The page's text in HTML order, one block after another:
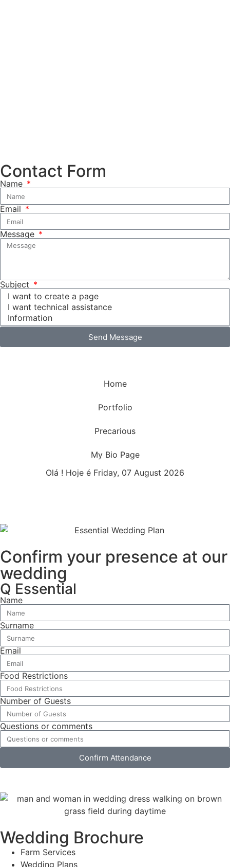
Contact Form
Name
Email
Message
Subject
Send Message
Home
Portfolio
Precarious
My Bio Page
Olá ! Hoje é Friday, 07 August 2026
Confirm your presence at our
wedding
Q Essential
Name
Surname
Email
Food Restrictions
Number of Guests
Questions or comments
Confirm Attendance
Wedding Brochure
Farm Services
Wedding Plans